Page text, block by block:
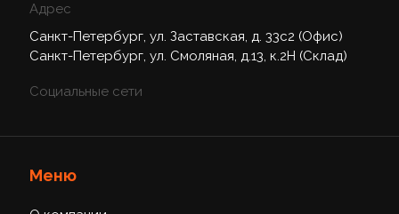
Адрес
Санкт-Петербург, ул. Заставская, д. 33с2 (Офис)
Санкт-Петербург, ул. Смоляная, д.13, к.2Н (Склад)
Социальные сети
Меню